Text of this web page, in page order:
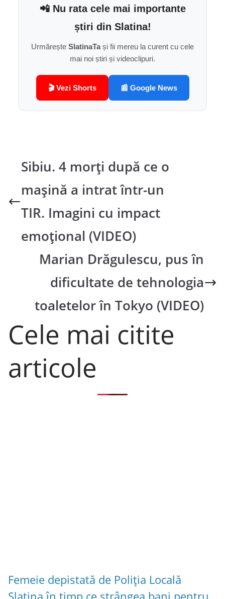
📲 Nu rata cele mai importante
știri din Slatina!
Urmărește SlatinaTași fii mereu la curent cu cele
mai noi știri și videoclipuri.
🎬 Vezi Shorts 📰 Google News
Sibiu. 4 morți după ce o
mașină a intrat într-un
TIR. Imagini cu impact
emoțional (VIDEO)
Marian Drăgulescu, pus în
dificultate de tehnologia
toaletelor în Tokyo (VIDEO)
Cele mai citite
articole
Femeie depistată de Poliția Locală